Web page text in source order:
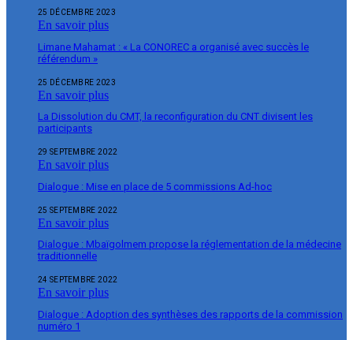
25 DÉCEMBRE 2023
En savoir plus
Limane Mahamat : « La CONOREC a organisé avec succès le
référendum »
25 DÉCEMBRE 2023
En savoir plus
La Dissolution du CMT, la reconfiguration du CNT divisent les
participants
29 SEPTEMBRE 2022
En savoir plus
Dialogue : Mise en place de 5 commissions Ad-hoc
25 SEPTEMBRE 2022
En savoir plus
Dialogue : Mbaïgolmem propose la réglementation de la médecine
traditionnelle
24 SEPTEMBRE 2022
En savoir plus
Dialogue : Adoption des synthèses des rapports de la commission
numéro 1